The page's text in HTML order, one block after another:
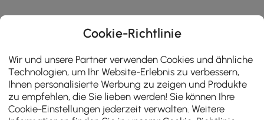
Cookie-Richtlinie
Wir und unsere Partner verwenden Cookies und ähnliche
Technologien, um Ihr Website-Erlebnis zu verbessern,
Ihnen personalisierte Werbung zu zeigen und Produkte
zu empfehlen, die Sie lieben werden! Sie können Ihre
Cookie-Einstellungen jederzeit verwalten. Weitere